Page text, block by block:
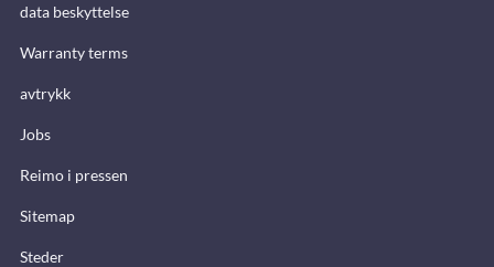
data beskyttelse
Warranty terms
avtrykk
Jobs
Reimo i pressen
Sitemap
Steder